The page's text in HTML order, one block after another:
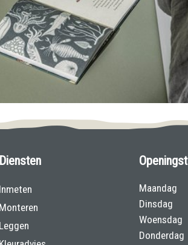
Diensten
Inmeten
Monteren
Leggen
Maandag
Dinsdag
Woensdag
Donderdag